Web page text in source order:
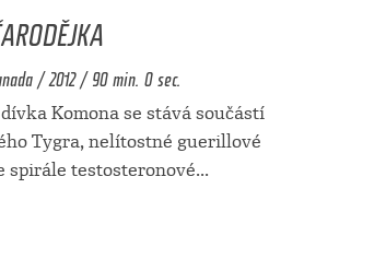
/ 2012 / 90 min. 0 sec.
Komona se stává součástí
Tygra, nelítostné guerillové
spirále testosteronové...